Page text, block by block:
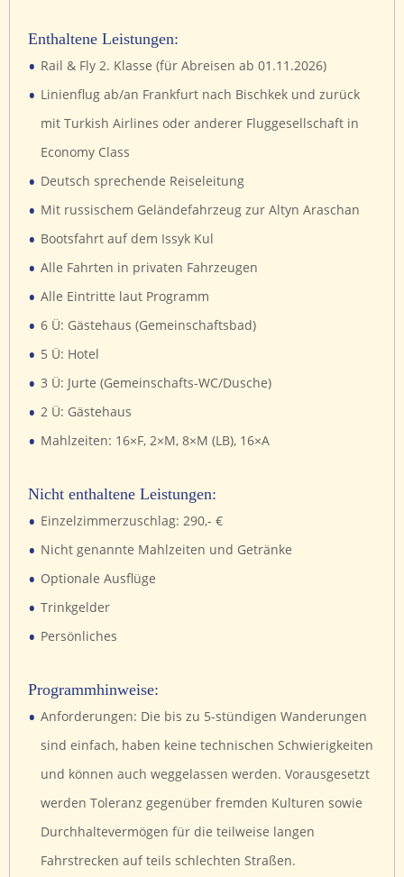
Enthaltene Leistungen:
• Rail & Fly 2. Klasse (für Abreisen ab 01.11.2026)
• Linienflug ab/an Frankfurt nach Bischkek und zurück
mit Turkish Airlines oder anderer Fluggesellschaft in
Economy Class
• Deutsch sprechende Reiseleitung
• Mit russischem Geländefahrzeug zur Altyn Araschan
• Bootsfahrt auf dem Issyk Kul
• Alle Fahrten in privaten Fahrzeugen
• Alle Eintritte laut Programm
• 6 Ü: Gästehaus (Gemeinschaftsbad)
• 5 Ü: Hotel
• 3 Ü: Jurte (Gemeinschafts-WC/Dusche)
• 2 Ü: Gästehaus
• Mahlzeiten: 16×F, 2×M, 8×M (LB), 16×A
Nicht enthaltene Leistungen:
• Einzelzimmerzuschlag: 290,- €
• Nicht genannte Mahlzeiten und Getränke
• Optionale Ausflüge
• Trinkgelder
• Persönliches
Programmhinweise:
• Anforderungen: Die bis zu 5-stündigen Wanderungen
sind einfach, haben keine technischen Schwierigkeiten
und können auch weggelassen werden. Vorausgesetzt
werden Toleranz gegenüber fremden Kulturen sowie
Durchhaltevermögen für die teilweise langen
Fahrstrecken auf teils schlechten Straßen.